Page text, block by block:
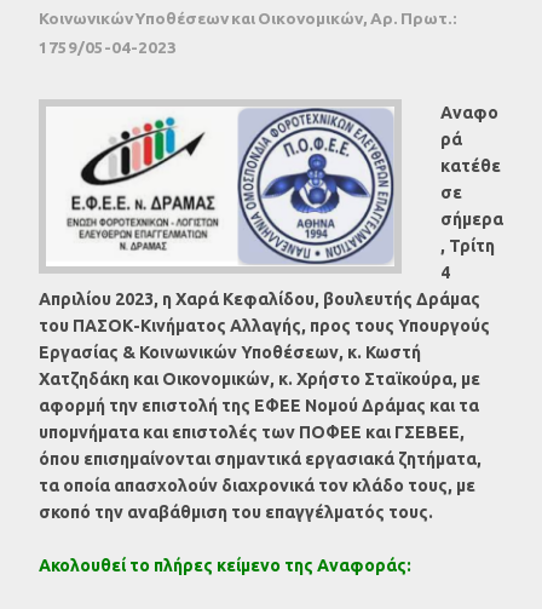
Κοινωνικών Υποθέσεων και Οικονομικών, Αρ. Πρωτ.:
1759/05-04-2023
Αναφο
ρά
κατέθε
σε
σήμερα
, Τρίτη
4
Απριλίου 2023, η Χαρά Κεφαλίδου, βουλευτής Δράμας
του ΠΑΣΟΚ-Κινήματος Αλλαγής, προς τους Υπουργούς
Εργασίας & Κοινωνικών Υποθέσεων, κ. Κωστή
Χατζηδάκη και Οικονομικών, κ. Χρήστο Σταϊκούρα, με
αφορμή την επιστολή της ΕΦΕΕ Νομού Δράμας και τα
υπομνήματα και επιστολές των ΠΟΦΕΕ και ΓΣΕΒΕΕ,
όπου επισημαίνονται σημαντικά εργασιακά ζητήματα,
τα οποία απασχολούν διαχρονικά τον κλάδο τους, με
σκοπό την αναβάθμιση του επαγγέλματός τους.
Ακολουθεί το πλήρες κείμενο της Αναφοράς: